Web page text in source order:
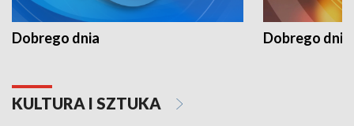
Dobrego dnia Dobrego dnia
KULTURA I SZTUKA